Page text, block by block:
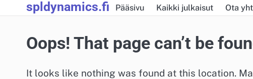
to
spldynamics.fi Pääsivu Kaikki julkaisut Ota
Oops! That page can’t be
It looks like nothing was found at this location.